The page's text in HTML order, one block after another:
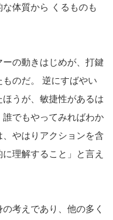
体質から くるものも
の動きはじめが、打鍵
のだ。 逆にすばやい
うが、敏捷性があるは
でもやってみればわか
やはりアクションを含
理解すること」と言え
考えであり、他の多く